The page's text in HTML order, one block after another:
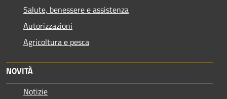
Salute, benessere e assistenza
Autorizzazioni
Agricoltura e pesca
NOVITÀ
Notizie